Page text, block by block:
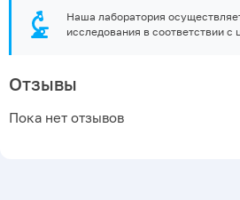
Наша лаборатория
исследования в соответствии с
Отзывы
Пока нет отзывов